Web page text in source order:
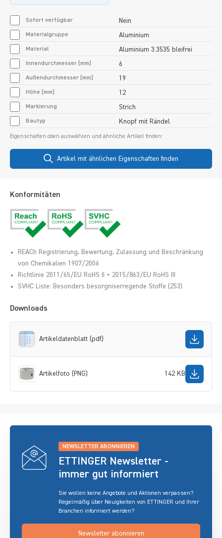
Sofort verfügbar Nein
Materialgruppe Aluminium
Material Aluminium 3.3535 bleifrei
Innendurchmesser [mm] 6
Außendurchmesser [mm] 19
Höhe [mm] 12
Markierung Strich
Bautyp Knopf mit Rändel
Eigenschaften oben auswählen und ähnliche Artikel finden:
Artikel mit ähnlichen Eigenschaften finden
Konformitäten
REACh Registrierung, Bewertung, Zulassung und Beschränkung
von Chemikalien 1907/2006
Richtlinie 2011/65/EU RoHS II + 2015/863/EU RoHS III
SVHC Liste: Besonders besorgniserregende Stoffe (253)
Downloads
Artikeldatenblatt (pdf)
Artikelfoto (PNG) 142 KB
NEWSLETTER ABONNIEREN
ETTINGER Newsletter -
immer gut informiert
Sie wollen keine Angebote und Aktionen verpassen?
Regelmäßig über Neuigkeiten von ETTINGER und Ihrer
Branchen informiert werden?
Newsletter abonnieren